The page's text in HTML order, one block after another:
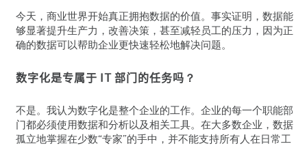
今天，商业世界开始真正拥抱数据的价值。事实证明，数据能
够显著提升生产力，改善决策，甚至减轻员工的压力，因为正
确的数据可以帮助企业更快速轻松地解决问题。
数字化是专属于 IT 部门的任务吗 ？
不是。我认为数字化是整个企业的工作。企业的每一个职能部
门都必须使用数据和分析以及相关工具。在大多数企业，数据
孤立地掌握在少数“专家”的手中，并不能支持所有人在日常工